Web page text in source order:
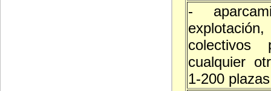
-
colectivos
cualquier
1-200 plazas